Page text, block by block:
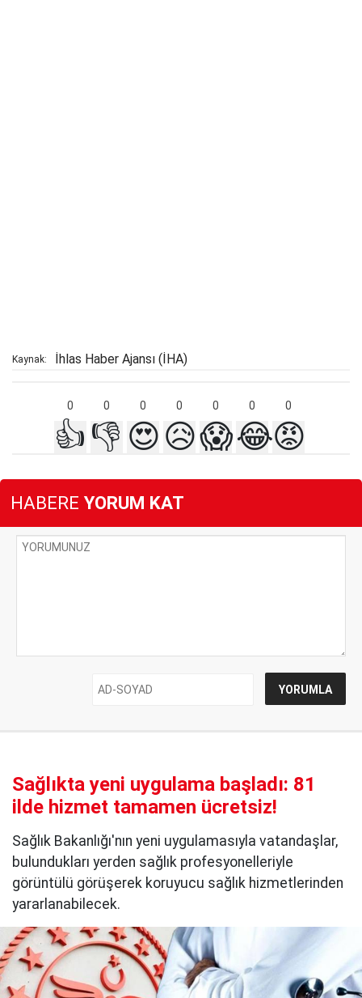
Kaynak: İhlas Haber Ajansı (İHA)
0 0 0 0 0 0 0
👍 👎 😍😥😱😂😡
HABERE YORUM KAT
Sağlıkta yeni uygulama başladı: 81
ilde hizmet tamamen ücretsiz!
Sağlık Bakanlığı'nın yeni uygulamasıyla vatandaşlar,
bulundukları yerden sağlık profesyonelleriyle
görüntülü görüşerek koruyucu sağlık hizmetlerinden
yararlanabilecek.